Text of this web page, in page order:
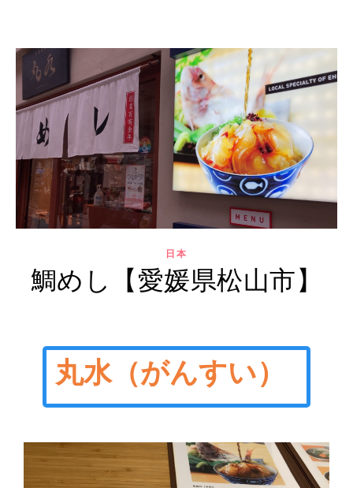
日本
鯛めし【愛媛県松山市】
丸水（がんすい）